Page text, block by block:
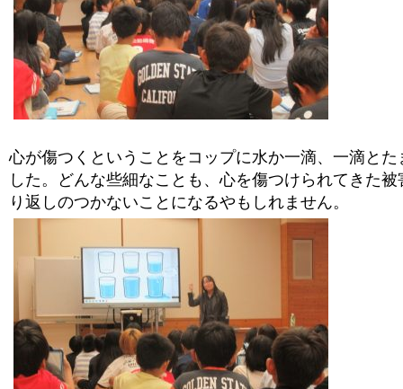
心が傷つくということをコップに水か一滴、一滴と
した。どんな些細なことも、心を傷つけられてきた
り返しのつかないことになるやもしれません。